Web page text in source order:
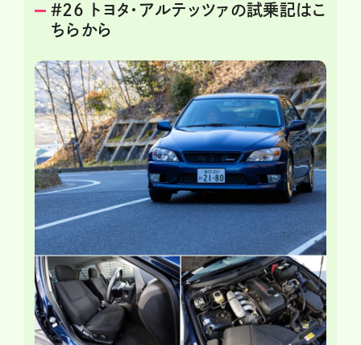
＃26 トヨタ・アルテッツァの試乗記はこ
ちらから